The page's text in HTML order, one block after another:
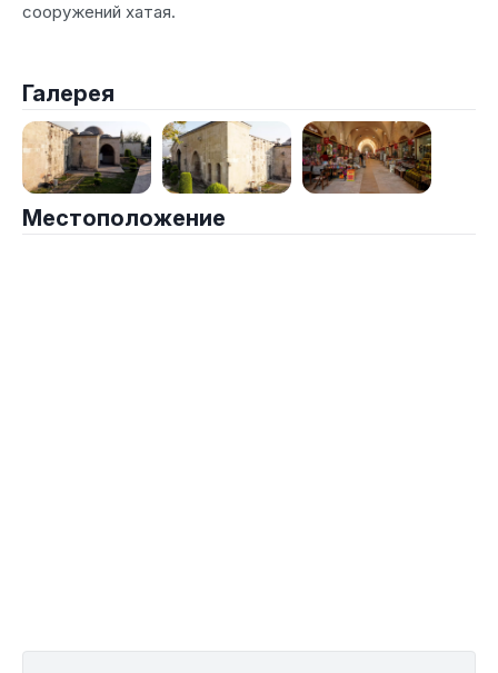
сооружений хатая.
Галерея
Местоположение